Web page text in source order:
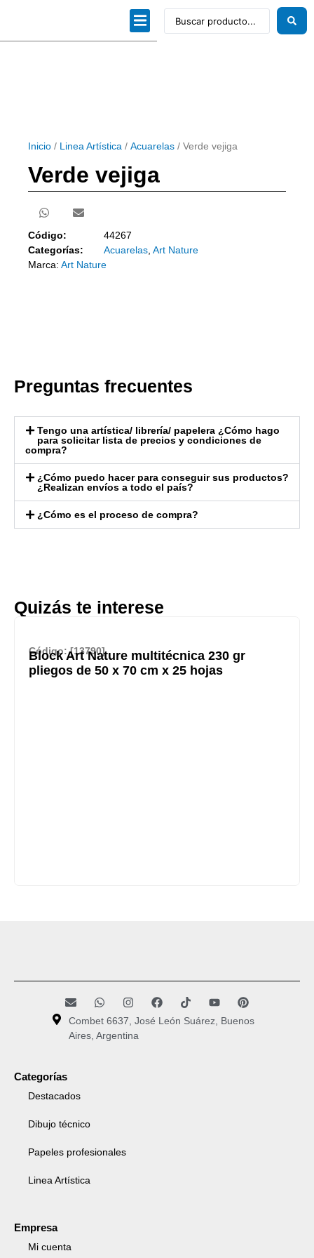
Inicio / Linea Artística / Acuarelas / Verde vejiga
Verde vejiga
Código:
44267
Categorías:
Acuarelas Art Nature
Marca: Art Nature
Preguntas frecuentes
Tengo una artística/ librería/ papelera ¿Cómo hago
para solicitar lista de precios y condiciones de
compra?
¿Cómo puedo hacer para conseguir sus productos?
¿Realizan envíos a todo el país?
¿Cómo es el proceso de compra?
Quizás te interese
Código: [13790]
Block Art Nature multitécnica 230 gr
pliegos de 50 x 70 cm x 25 hojas
Combet 6637, José León Suárez, Buenos
Aires, Argentina
Categorías
Destacados
Dibujo técnico
Papeles profesionales
Linea Artística
Empresa
Mi cuenta